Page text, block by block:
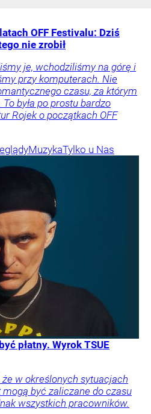
OFF Festivalu: Dziś
nie zrobił
je, wchodziliśmy na górę i
przy komputerach. Nie
czasu, za którym
była po prostu bardzo
Rojek o początkach OFF
MuzykaTylko u Nas
płatny. Wyrok TSUE
że w określonych sytuacjach
być zaliczane do czasu
wszystkich pracowników.